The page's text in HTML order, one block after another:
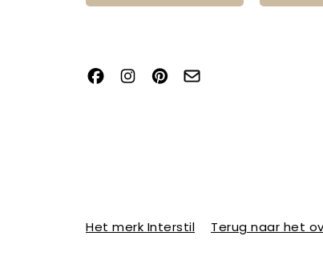
Het merk Interstil Terug naar het